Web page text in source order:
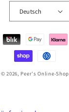
Deutsch
© 2026, Peer's Online-Shop